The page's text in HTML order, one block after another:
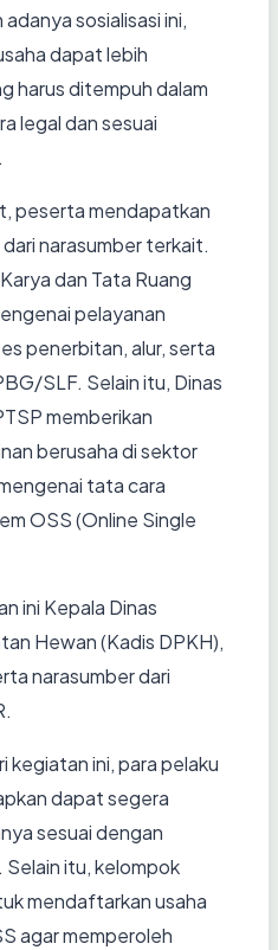
sosialisasi ini,
dapat lebih
harus ditempuh dalam
legal dan sesuai
peserta mendapatkan
narasumber terkait.
dan Tata Ruang
pelayanan
penerbitan, alur, serta
SLF. Selain itu, Dinas
memberikan
berusaha di sektor
tata cara
OSS (Online Single
ini Kepala Dinas
Hewan (Kadis DPKH),
narasumber dari
kegiatan ini, para pelaku
dapat segera
sesuai dengan
itu, kelompok
mendaftarkan usaha
agar memperoleh